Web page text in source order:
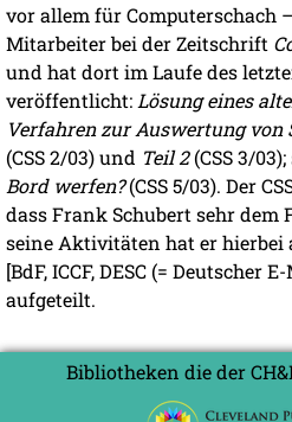
vor allem für Computerschach
Mitarbeiter bei der Zeitschrift
und hat dort im Laufe des
veröffentlicht: Lösung eines
Verfahren zur Auswertung von
(CSS 2/03) und Teil 2(CSS 3/
Bord werfen?(CSS 5/03). Der
dass Frank Schubert sehr dem
seine Aktivitäten hat er hierbei
[BdF, ICCF, DESC (= Deutscher
aufgeteilt.
Bibliotheken die der